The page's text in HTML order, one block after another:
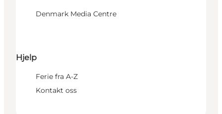
Denmark Media Centre
Hjelp
Ferie fra A-Z
Kontakt oss